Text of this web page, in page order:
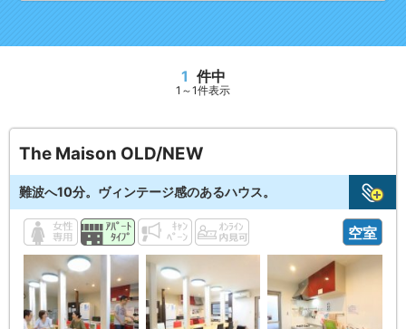
1 件中
1～1件表示
The Maison OLD/NEW
難波へ10分。ヴィンテージ感のあるハウス。
空室